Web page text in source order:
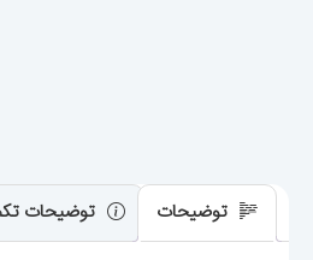
توضیحات توضیحات